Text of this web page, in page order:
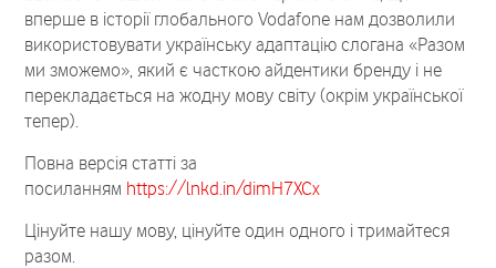
вперше в історії глобального Vodafone нам дозволили
використовувати українську адаптацію слогана «Разом
ми зможемо», який є часткою айдентики бренду і не
перекладається на жодну мову світу (окрім української
тепер).
Повна версія статті за
посиланням https://lnkd.in/dimH7XCx
Цінуйте нашу мову, цінуйте один одного і тримайтеся
разом.